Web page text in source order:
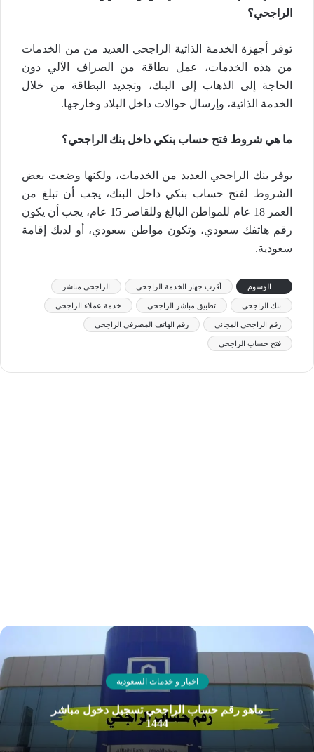
الراجحي؟
توفر أجهزة الخدمة الذاتية الراجحي العديد من من الخدمات
من هذه الخدمات، عمل بطاقة من الصراف الآلي دون
الحاجة إلى الذهاب إلى البنك، وتجديد البطاقة من خلال
الخدمة الذاتية، وإرسال حوالات داخل البلاد وخارجها.
ما هي شروط فتح حساب بنكي داخل بنك الراجحي؟
يوفر بنك الراجحي العديد من الخدمات، ولكنها وضعت بعض
الشروط لفتح حساب بنكي داخل البنك، يجب أن تبلغ من
العمر 18 عام للمواطن البالغ وللقاصر 15 عام، يجب أن يكون
رقم هاتفك سعودي، وتكون مواطن سعودي، أو لديك إقامة
سعودية.
الوسوم أقرب جهاز الخدمة الراجحي الراجحي مباشر
بنك الراجحي تطبيق مباشر الراجحي خدمة عملاء الراجحي
رقم الراجحي المجاني رقم الهاتف المصرفي الراجحي
فتح حساب الراجحي
اخبار و خدمات السعودية
ماهو رقم حساب الراجحي تسجيل دخول مباشر
1444